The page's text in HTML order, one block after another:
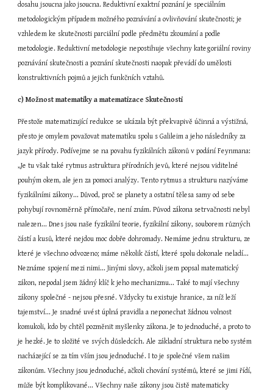
dosahu jsoucna jako jsoucna. Reduktivní exaktní poznání je speciálním
metodologickým případem možného poznávání a ovlivňování skutečnosti; je
vzhledem ke skutečnosti parciální podle předmětu zkoumání a podle
metodologie. Reduktivní metodologie nepostihuje všechny kategoriální roviny
poznávání skutečnosti a poznání skutečnosti naopak převádí do umělosti
konstruktivních pojmů a jejich funkčních vztahů.
c) Možnost matematiky a matematizace Skutečnosti
Přestože matematizující redukce se ukázala být překvapivě účinná a výstižná,
přesto je omylem považovat matematiku spolu s Galileim a jeho následníky za
jazyk přírody. Podívejme se na povahu fyzikálních zákonů v podání Feynmana:
„Je tu však také rytmus astruktura přírodních jevů, které nejsou viditelné
pouhým okem, ale jen za pomoci analýzy. Tento rytmus a strukturu nazýváme
fyzikálními zákony... Důvod, proč se planety a ostatní tělesa samy od sebe
pohybují rovnoměrně přímočaře, není znám. Původ zákona setrvačnosti nebyl
nalezen... Dnes jsou naše fyzikální teorie, fyzikální zákony, souborem různých
částí a kusů, které nejdou moc dobře dohromady. Nemáme jednu strukturu, ze
které je všechno odvozeno; máme několik částí, které spolu dokonale neladí...
Neznáme spojení mezi nimi... Jinými slovy, ačkoli jsem popsal matematický
zákon, nepodal jsem žádný klíč k jeho mechanizmu... Také to mají všechny
zákony společné - nejsou přesné. Vždycky tu existuje hranice, za níž leží
tajemství... Je snadné uvést úplná pravidla a neponechat žádnou volnost
komukoli, kdo by chtěl pozměnit myšlenky zákona. Je to jednoduché, a proto to
je hezké. Je to složité ve svých důsledcích. Ale základní struktura nebo systém
nacházející se za tím vším jsou jednoduché. I to je společné všem našim
zákonům. Všechny jsou jednoduché, ačkoli chování systémů, které se jimi řídí,
může být komplikované... Všechny naše zákony jsou čistě matematicky